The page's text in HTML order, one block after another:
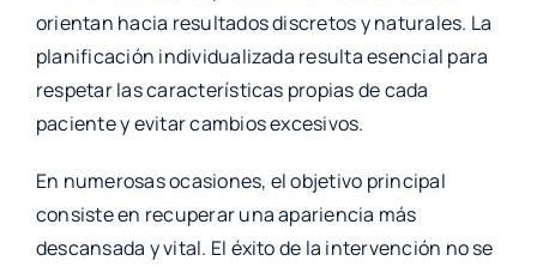
orientan hacia resultados discretos y naturales. La
planificación individualizada resulta esencial para
respetar las características propias de cada
paciente y evitar cambios excesivos.
En numerosas ocasiones, el objetivo principal
consiste en recuperar una apariencia más
descansada y vital. El éxito de la intervención no se